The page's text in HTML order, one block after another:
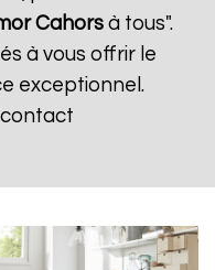
Cahors à tous".
à vous offrir le
exceptionnel.
contact